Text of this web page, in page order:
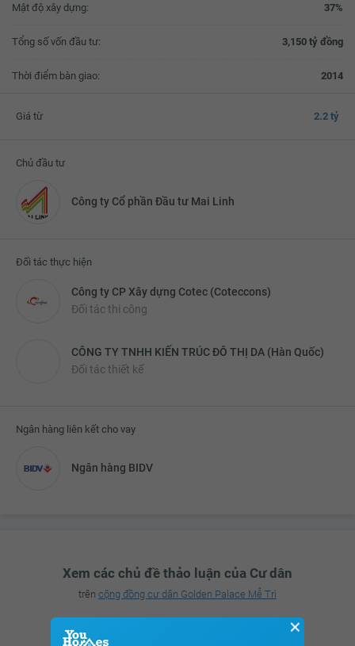
Mật độ xây dựng: 37%
Tổng số vốn đầu tư: 3,150 tỷ đồng
Thời điểm bàn giao: 2014
Giá từ 2.2 tỷ
Chủ đầu tư
Công ty Cổ phần Đầu tư Mai Linh
Đối tác thực hiện
Công ty CP Xây dựng Cotec (Coteccons)
Đối tác thi công
CÔNG TY TNHH KIẾN TRÚC ĐÔ THỊ DA (Hàn Quốc)
Đối tác thiết kế
Ngân hàng liên kết cho vay
Ngân hàng BIDV
Xem các chủ đề thảo luận của Cư dân
trên cộng đồng cư dân Golden Palace Mễ Trì
✕